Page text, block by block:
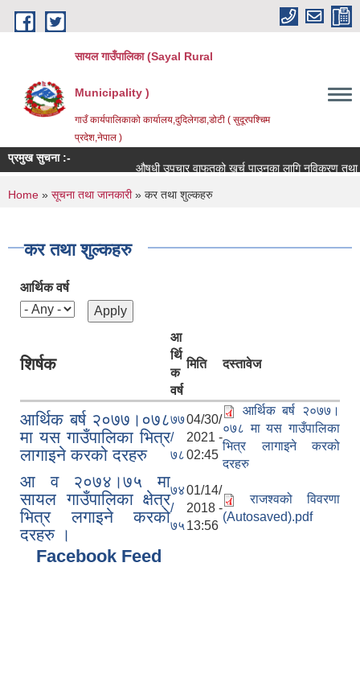
Skip to main content
सायल गाउँपालिका (Sayal Rural
Municipality )
गाउँ कार्यपालिकाको कार्यालय,दुदिलेगडा,डोटी ( सुदूरपश्चिम
प्रदेश,नेपाल )
प्रमुख सुचना :-
औषधी उपचार वाफतको खर्च पाउनका लागि नविकरण तथा
You are here
Home » सूचना तथा जानकारी» कर तथा शुल्कहरु
कर तथा शुल्कहरु
आर्थिक वर्ष
शिर्षक
आ
र्थि
क
वर्ष
मिति दस्तावेज
आर्थिक बर्ष २०७७।०७८
मा यस गाउँपालिका भित्र
लागाइने करको दरहरु
७७
/
७८
04/30/
2021 -
02:45
आर्थिक बर्ष २०७७।
०७८ मा यस गाउँपालिका
भित्र लागाइने करको
दरहरु
आ व २०७४।७५ मा
सायल गाउँपालिका क्षेत्र
भित्र लगाइने करको
दरहरु ।
७४
/
७५
01/14/
2018 -
13:56
राजश्वको विवरणा
(Autosaved).pdf
Facebook Feed